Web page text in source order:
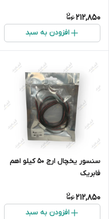
212,850
افزودن به سبد
سنسور یخچال ارج 50 کیلو اهم
فابریک
212,850
افزودن به سبد